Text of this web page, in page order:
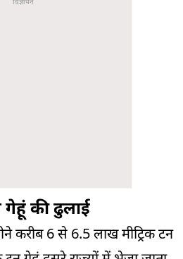
गेहूं की ढुलाई
करीब 6 से 6.5 लाख मीट्रिक टन